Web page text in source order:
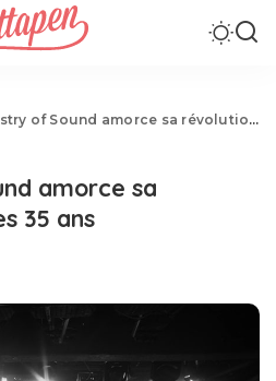
of Sound amorce sa révolution pour ses 35 ans
amorce sa
35 ans